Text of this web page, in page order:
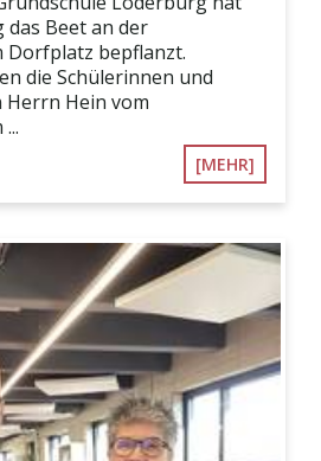
Beet an der
Dorfplatz bepflanzt.
die Schülerinnen und
Herrn Hein vom
[MEHR]